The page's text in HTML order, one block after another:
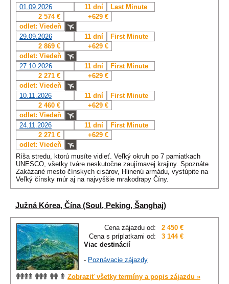
01.09.2026
11 dní
Last Minute
2 574 €
+629 €
odlet: Viedeň
29.09.2026
11 dní
First Minute
2 869 €
+629 €
odlet: Viedeň
27.10.2026
11 dní
First Minute
2 271 €
+629 €
odlet: Viedeň
10.11.2026
11 dní
First Minute
2 460 €
+629 €
odlet: Viedeň
24.11.2026
11 dní
First Minute
2 271 €
+629 €
odlet: Viedeň
Ríša stredu, ktorú musíte vidieť. Veľký okruh po 7 pamiatkach
UNESCO, všetky tváre neskutočne zaujímavej krajiny. Spoznáte
Zakázané mesto čínskych cisárov, Hlinenú armádu, vystúpite na
Veľký čínsky múr aj na najvyššie mrakodrapy Číny.
Južná Kórea, Čína (Soul, Peking, Šanghaj)
Cena zájazdu od:
2 450 €
Cena s príplatkami od:
3 144 €
Viac destinácií
- Poznávacie zájazdy
Zobraziť všetky termíny a popis zájazdu »